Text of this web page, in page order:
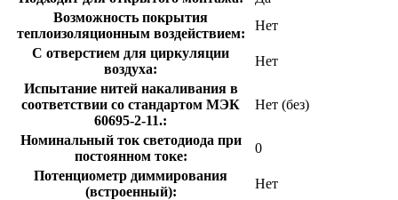
Возможность покрытия
теплоизоляционным воздействием:
Нет
С отверстием для циркуляции
воздуха:
Нет
Испытание нитей накаливания в
соответствии со стандартом МЭК
60695-2-11.:
Нет (без)
Номинальный ток светодиода при
постоянном токе:
0
Потенциометр диммирования
(встроенный):
Нет